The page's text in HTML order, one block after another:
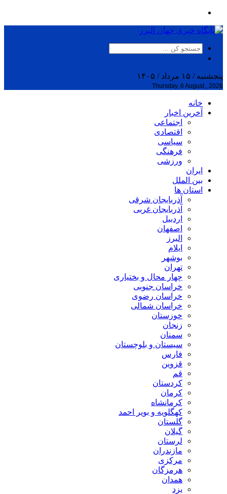
پنجشنبه / ۱۵ مرداد / ۱۴۰۵
Thursday, 6 August , 2026
خانه
آخرین اخبار
اجتماعی
اقتصادی
سیاسی
فرهنگی
ورزشی
ایران
بین الملل
استان ها
آذربایجان شرقی
آذربایجان غربی
اردبیل
اصفهان
البرز
ایلام
بوشهر
تهران
چهار محال و بختیاری
خراسان جنوبی
خراسان رضوی
خراسان شمالی
خوزستان
زنجان
سمنان
سیستان و بلوچستان
فارس
قزوین
قم
کردستان
کرمان
کرمانشاه
کهگلویه و بویر احمد
گلستان
گیلان
لرستان
مازندران
مرکزی
هرمزگان
همدان
یزد